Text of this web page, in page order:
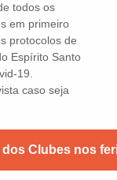
todos os
em primeiro
protocolos de
Espírito Santo
19.
caso seja
dos Clubes nos